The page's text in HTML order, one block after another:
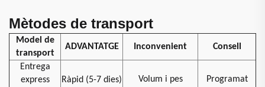
Mètodes de transport
Model de
transport
ADVANTATGE Inconvenient Consell
Entrega
express
Ràpid (5-7 dies)
Volum i pes
Programat